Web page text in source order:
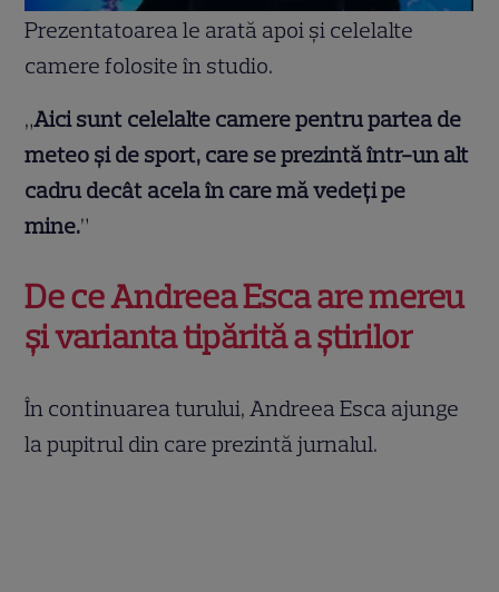
Prezentatoarea le arată apoi și celelalte
camere folosite în studio.
„Aici sunt celelalte camere pentru partea de
meteo și de sport, care se prezintă într-un alt
cadru decât acela în care mă vedeți pe
mine.”
De ce Andreea Esca are mereu
și varianta tipărită a știrilor
În continuarea turului, Andreea Esca ajunge
la pupitrul din care prezintă jurnalul.